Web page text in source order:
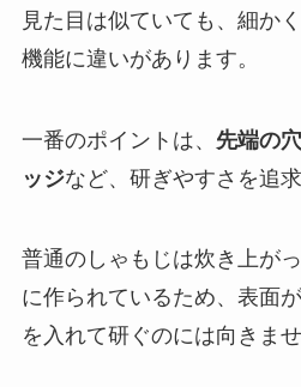
見た目は似ていても、細か
機能に違いがあります。
一番のポイントは、 先端の
ッジなど、研ぎやすさを追
普通のしゃもじは炊き上が
に作られているため、表面
を入れて研ぐのには向きませ